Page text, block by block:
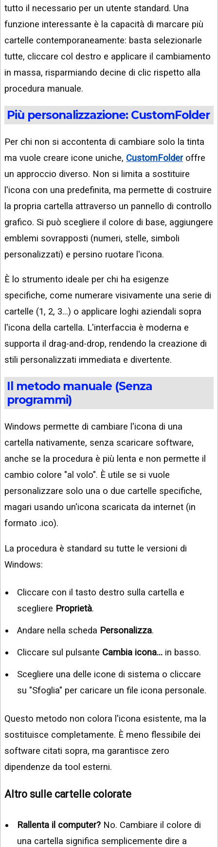
tutto il necessario per un utente standard. Una
funzione interessante è la capacità di marcare più
cartelle contemporaneamente: basta selezionarle
tutte, cliccare col destro e applicare il cambiamento
in massa, risparmiando decine di clic rispetto alla
procedura manuale.
Più personalizzazione: CustomFolder
Per chi non si accontenta di cambiare solo la tinta
ma vuole creare icone uniche, CustomFolderoffre
un approccio diverso. Non si limita a sostituire
l'icona con una predefinita, ma permette di costruire
la propria cartella attraverso un pannello di controllo
grafico. Si può scegliere il colore di base, aggiungere
emblemi sovrapposti (numeri, stelle, simboli
personalizzati) e persino ruotare l'icona.
È lo strumento ideale per chi ha esigenze
specifiche, come numerare visivamente una serie di
cartelle (1, 2, 3...) o applicare loghi aziendali sopra
l'icona della cartella. L'interfaccia è moderna e
supporta il drag-and-drop, rendendo la creazione di
stili personalizzati immediata e divertente.
Il metodo manuale (Senza
programmi)
Windows permette di cambiare l'icona di una
cartella nativamente, senza scaricare software,
anche se la procedura è più lenta e non permette il
cambio colore "al volo". È utile se si vuole
personalizzare solo una o due cartelle specifiche,
magari usando un'icona scaricata da internet (in
formato .ico).
La procedura è standard su tutte le versioni di
Windows:
Cliccare con il tasto destro sulla cartella e
scegliere Proprietà.
Andare nella scheda Personalizza.
Cliccare sul pulsante Cambia icona... in basso.
Scegliere una delle icone di sistema o cliccare
su "Sfoglia" per caricare un file icona personale.
Questo metodo non colora l'icona esistente, ma la
sostituisce completamente. È meno flessibile dei
software citati sopra, ma garantisce zero
dipendenze da tool esterni.
Altro sulle cartelle colorate
Rallenta il computer? No. Cambiare il colore di
una cartella significa semplicemente dire a